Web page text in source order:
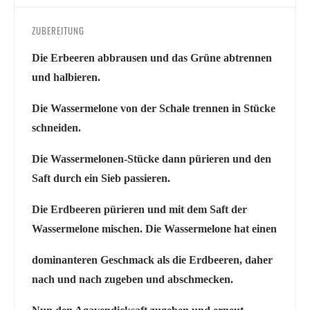
ZUBEREITUNG
Die Erbeeren abbrausen und das Grüne abtrennen
und halbieren.
Die Wassermelone von der Schale trennen in Stücke
schneiden.
Die Wassermelonen-Stücke dann pürieren und den
Saft durch ein Sieb passieren.
Die Erdbeeren pürieren und mit dem Saft der
Wassermelone mischen. Die Wassermelone hat einen
dominanteren Geschmack als die Erdbeeren, daher
nach und nach zugeben und abschmecken.